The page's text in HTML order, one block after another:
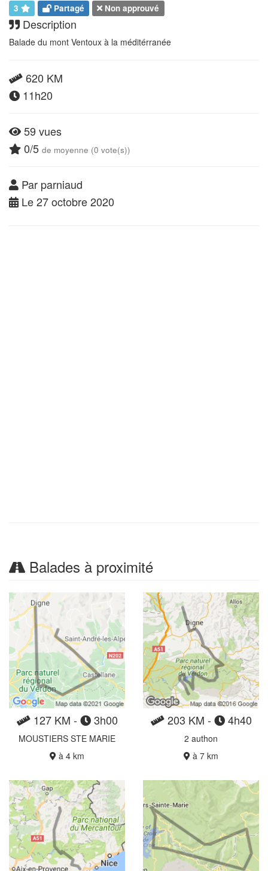
3 Partagé Non approuvé
Description
Balade du mont Ventoux à la méditérranée
620 KM
11h20
59 vues
0/5 de moyenne (0 vote(s))
Par parniaud
Le 27 octobre 2020
Balades à proximité
127 KM - 3h00
MOUSTIERS STE MARIE
à 4 km
203 KM - 4h40
2 authon
à 7 km